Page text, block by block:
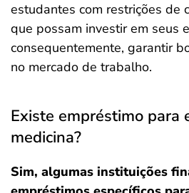
estudantes com restrições de
que possam investir em seus
consequentemente, garantir
no mercado de trabalho.
Existe empréstimo para
medicina?
Sim, algumas instituições